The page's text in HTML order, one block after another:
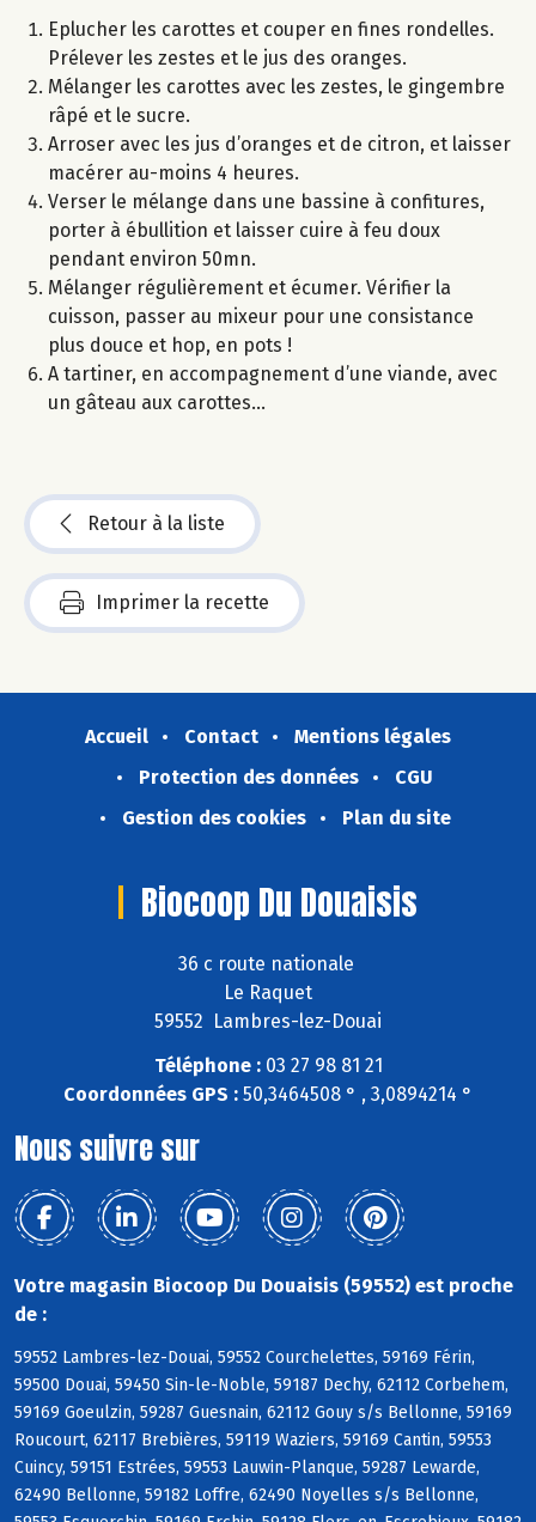
Eplucher les carottes et couper en fines rondelles.
Prélever les zestes et le jus des oranges.
Mélanger les carottes avec les zestes, le gingembre
râpé et le sucre.
Arroser avec les jus d’oranges et de citron, et laisser
macérer au-moins 4 heures.
Verser le mélange dans une bassine à confitures,
porter à ébullition et laisser cuire à feu doux
pendant environ 50mn.
Mélanger régulièrement et écumer. Vérifier la
cuisson, passer au mixeur pour une consistance
plus douce et hop, en pots !
A tartiner, en accompagnement d’une viande, avec
un gâteau aux carottes…
Retour à la liste
Imprimer la recette
Accueil Contact
Mentions légales
Protection des données
CGU
Gestion des cookies
Plan du site
Biocoop Du Douaisis
36 c route nationale
Le Raquet
59552 Lambres-lez-Douai
Téléphone :03 27 98 81 21
Coordonnées GPS : 50,3464508 ° , 3,0894214 °
Nous suivre sur
Votre magasin Biocoop Du Douaisis (59552) est proche
de :
59552 Lambres-lez-Douai, 59552 Courchelettes, 59169 Férin,
59500 Douai, 59450 Sin-le-Noble, 59187 Dechy, 62112 Corbehem,
59169 Goeulzin, 59287 Guesnain, 62112 Gouy s/s Bellonne, 59169
Roucourt, 62117 Brebières, 59119 Waziers, 59169 Cantin, 59553
Cuincy, 59151 Estrées, 59553 Lauwin-Planque, 59287 Lewarde,
62490 Bellonne, 59182 Loffre, 62490 Noyelles s/s Bellonne,